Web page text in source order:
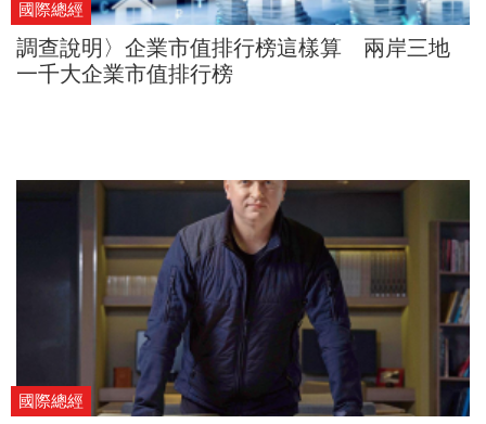
國際總經
調查說明〉企業市值排行榜這樣算 兩岸三地
一千大企業市值排行榜
國際總經